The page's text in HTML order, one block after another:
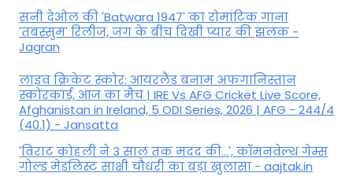
सनी देओल की 'Batwara 1947' का रोमांटिक गाना
'तबस्सुम' रिलीज, जंग के बीच दिखी प्यार की झलक -
Jagran
लाइव क्रिकेट स्कोर: आयरलैंड बनाम अफगानिस्तान
स्कोरकार्ड, आज का मैच | IRE Vs AFG Cricket Live Score,
Afghanistan in Ireland, 5 ODI Series, 2026 | AFG - 244/4
(40.1) - Jansatta
'विराट कोहली ने 3 साल तक मदद की...', कॉमनवेल्थ गेम्स
गोल्ड मेडलिस्ट साक्षी चौधरी का बड़ा खुलासा - aajtak.in